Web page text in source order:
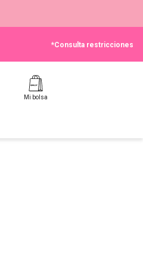
*Consulta restricciones
Mi bolsa